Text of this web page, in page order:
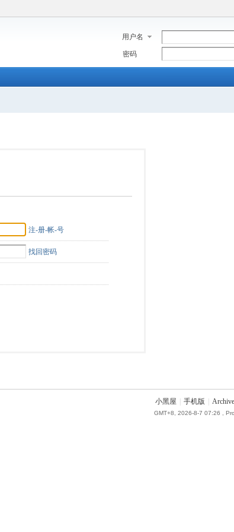
用户名
密码
注-册-帐-号
找回密码
小黑屋 手机版
GMT+8, 2026-8-7 07:26 ,